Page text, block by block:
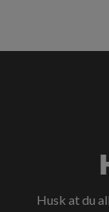
Husk at du